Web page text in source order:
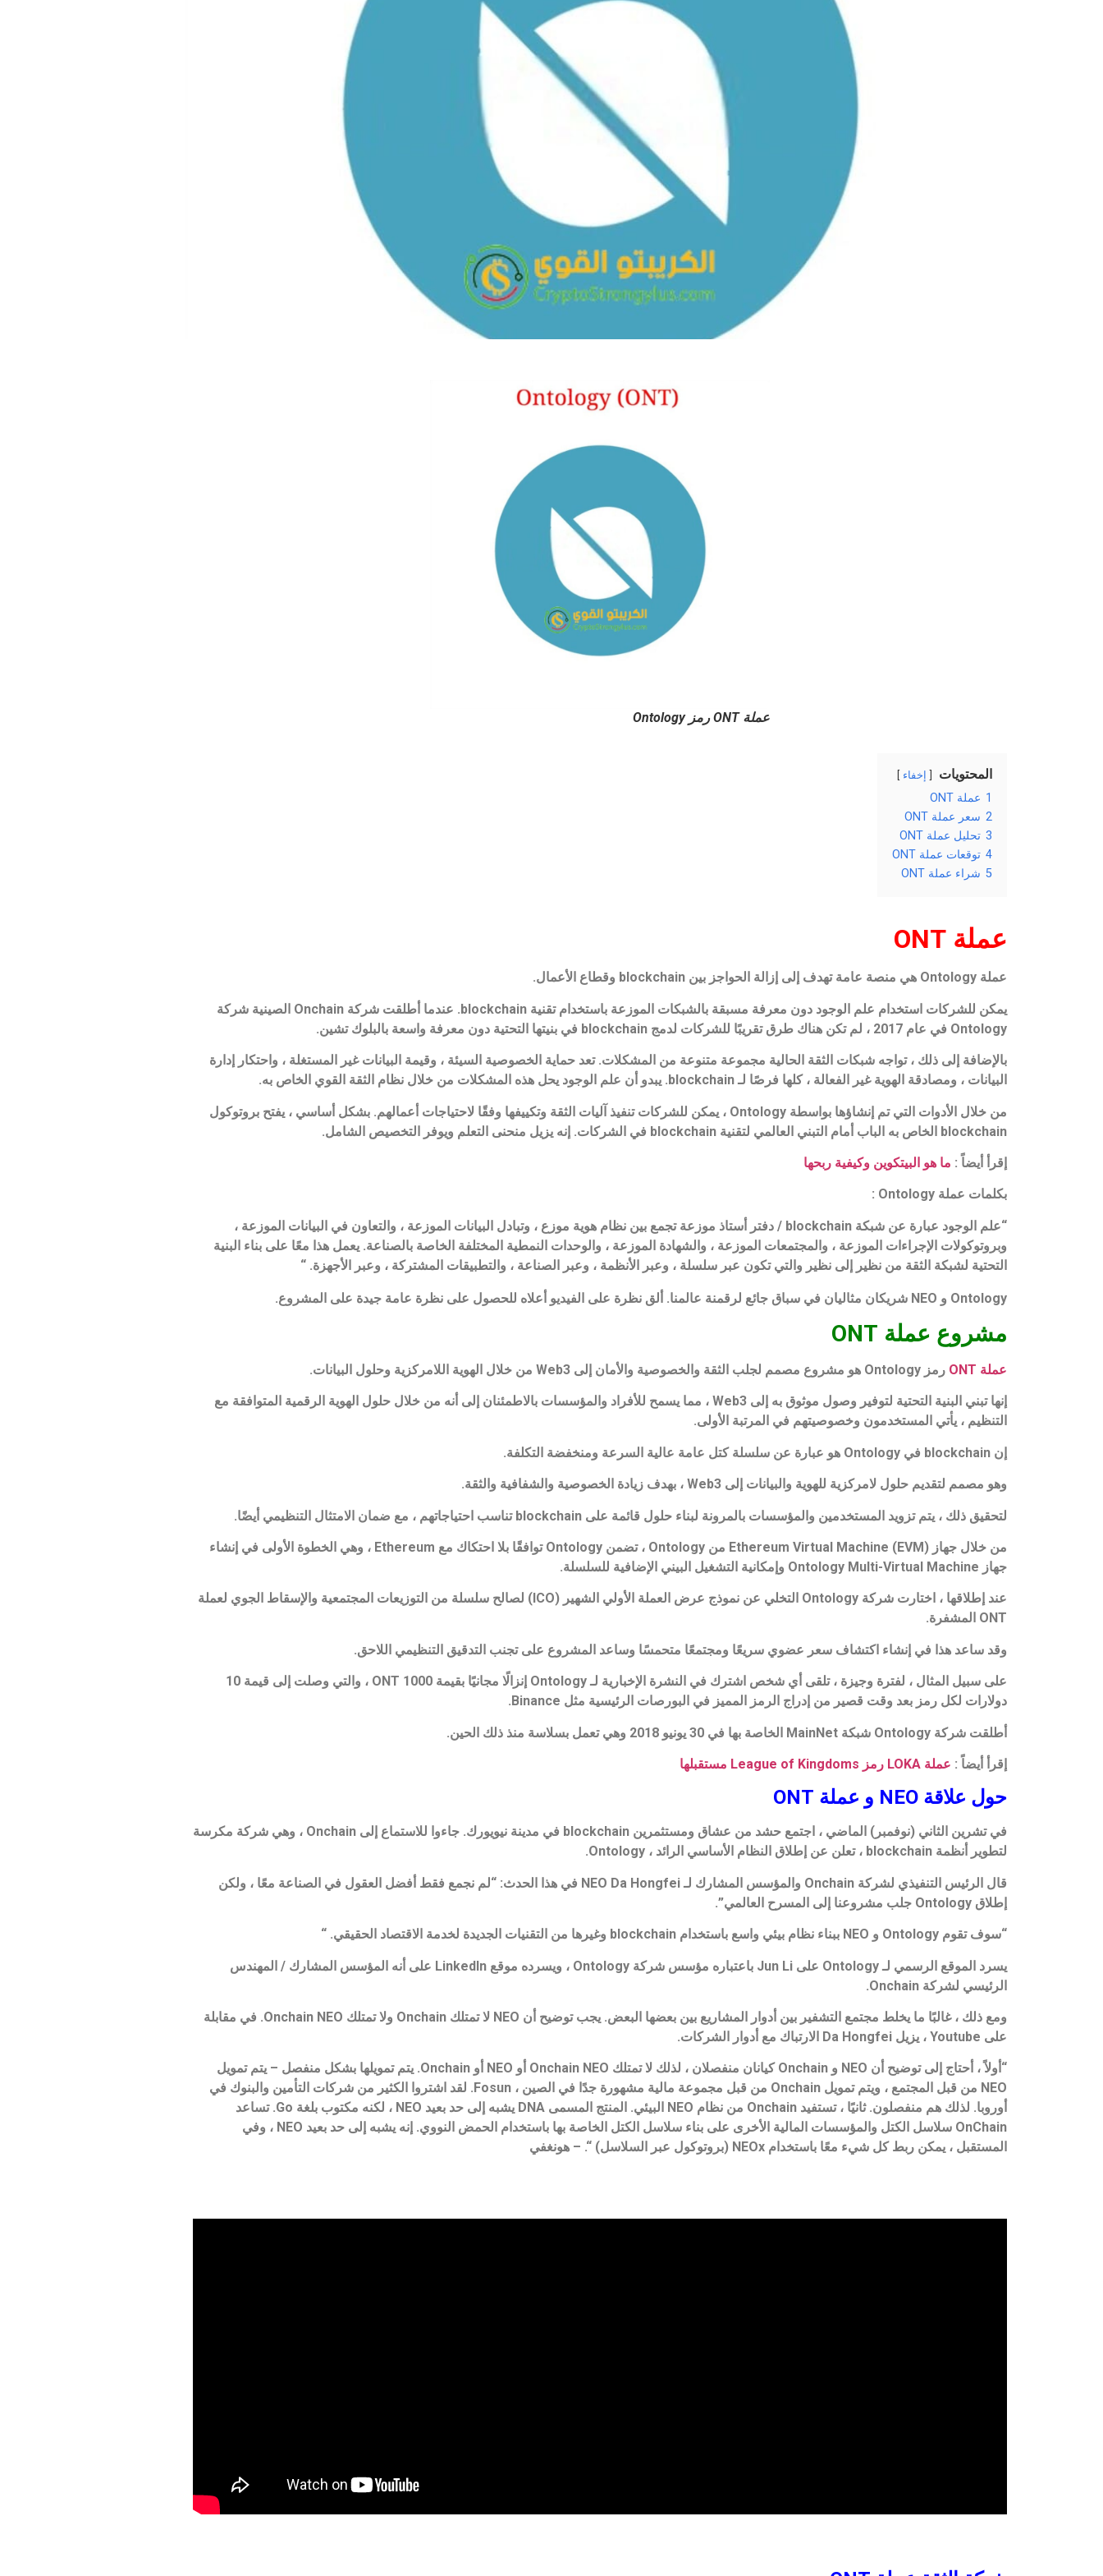
عملة ONT رمز Ontology
المحتويات إخفاء
1 عملة ONT
2 سعر عملة ONT
3 تحليل عملة ONT
4 توقعات عملة ONT
5 شراء عملة ONT
عملة ONT
عملة Ontology هي منصة عامة تهدف إلى إزالة الحواجز بين blockchain وقطاع الأعمال.
يمكن للشركات استخدام علم الوجود دون معرفة مسبقة بالشبكات الموزعة باستخدام تقنية blockchain. عندما أطلقت شركة Onchain الصينية شركة
Ontology في عام 2017 ، لم تكن هناك طرق تقريبًا للشركات لدمج blockchain في بنيتها التحتية دون معرفة واسعة بالبلوك تشين.
بالإضافة إلى ذلك ، تواجه شبكات الثقة الحالية مجموعة متنوعة من المشكلات. تعد حماية الخصوصية السيئة ، وقيمة البيانات غير المستغلة ، واحتكار إدارة
البيانات ، ومصادقة الهوية غير الفعالة ، كلها فرصًا لـ blockchain. يبدو أن علم الوجود يحل هذه المشكلات من خلال نظام الثقة القوي الخاص به.
من خلال الأدوات التي تم إنشاؤها بواسطة Ontology ، يمكن للشركات تنفيذ آليات الثقة وتكييفها وفقًا لاحتياجات أعمالهم. بشكل أساسي ، يفتح بروتوكول
blockchain الخاص به الباب أمام التبني العالمي لتقنية blockchain في الشركات. إنه يزيل منحنى التعلم ويوفر التخصيص الشامل.
إقرأ أيضاً : ما هو البيتكوين وكيفية ربحها
بكلمات عملة Ontology :
“علم الوجود عبارة عن شبكة blockchain / دفتر أستاذ موزعة تجمع بين نظام هوية موزع ، وتبادل البيانات الموزعة ، والتعاون في البيانات الموزعة ،
وبروتوكولات الإجراءات الموزعة ، والمجتمعات الموزعة ، والشهادة الموزعة ، والوحدات النمطية المختلفة الخاصة بالصناعة. يعمل هذا معًا على بناء البنية
التحتية لشبكة الثقة من نظير إلى نظير والتي تكون عبر سلسلة ، وعبر الأنظمة ، وعبر الصناعة ، والتطبيقات المشتركة ، وعبر الأجهزة. “
Ontology و NEO شريكان مثاليان في سباق جائع لرقمنة عالمنا. ألق نظرة على الفيديو أعلاه للحصول على نظرة عامة جيدة على المشروع.
مشروع عملة ONT
عملة ONT رمز Ontology هو مشروع مصمم لجلب الثقة والخصوصية والأمان إلى Web3 من خلال الهوية اللامركزية وحلول البيانات.
إنها تبني البنية التحتية لتوفير وصول موثوق به إلى Web3 ، مما يسمح للأفراد والمؤسسات بالاطمئنان إلى أنه من خلال حلول الهوية الرقمية المتوافقة مع
التنظيم ، يأتي المستخدمون وخصوصيتهم في المرتبة الأولى.
إن blockchain في Ontology هو عبارة عن سلسلة كتل عامة عالية السرعة ومنخفضة التكلفة.
وهو مصمم لتقديم حلول لامركزية للهوية والبيانات إلى Web3 ، بهدف زيادة الخصوصية والشفافية والثقة.
لتحقيق ذلك ، يتم تزويد المستخدمين والمؤسسات بالمرونة لبناء حلول قائمة على blockchain تناسب احتياجاتهم ، مع ضمان الامتثال التنظيمي أيضًا.
من خلال جهاز Ethereum Virtual Machine (EVM) من Ontology ، تضمن Ontology توافقًا بلا احتكاك مع Ethereum ، وهي الخطوة الأولى في إنشاء
جهاز Ontology Multi-Virtual Machine وإمكانية التشغيل البيني الإضافية للسلسلة.
عند إطلاقها ، اختارت شركة Ontology التخلي عن نموذج عرض العملة الأولي الشهير (ICO) لصالح سلسلة من التوزيعات المجتمعية والإسقاط الجوي لعملة
ONT المشفرة.
وقد ساعد هذا في إنشاء اكتشاف سعر عضوي سريعًا ومجتمعًا متحمسًا وساعد المشروع على تجنب التدقيق التنظيمي اللاحق.
على سبيل المثال ، لفترة وجيزة ، تلقى أي شخص اشترك في النشرة الإخبارية لـ Ontology إنزالًا مجانيًا بقيمة 1000 ONT ، والتي وصلت إلى قيمة 10
دولارات لكل رمز بعد وقت قصير من إدراج الرمز المميز في البورصات الرئيسية مثل Binance.
أطلقت شركة Ontology شبكة MainNet الخاصة بها في 30 يونيو 2018 وهي تعمل بسلاسة منذ ذلك الحين.
إقرأ أيضاً : عملة LOKA رمز League of Kingdoms مستقبلها
حول علاقة NEO و عملة ONT
في تشرين الثاني (نوفمبر) الماضي ، اجتمع حشد من عشاق ومستثمرين blockchain في مدينة نيويورك. جاءوا للاستماع إلى Onchain ، وهي شركة مكرسة
لتطوير أنظمة blockchain ، تعلن عن إطلاق النظام الأساسي الرائد ، Ontology.
قال الرئيس التنفيذي لشركة Onchain والمؤسس المشارك لـ NEO Da Hongfei في هذا الحدث: “لم نجمع فقط أفضل العقول في الصناعة معًا ، ولكن
إطلاق Ontology جلب مشروعنا إلى المسرح العالمي”.
“سوف تقوم Ontology و NEO ببناء نظام بيئي واسع باستخدام blockchain وغيرها من التقنيات الجديدة لخدمة الاقتصاد الحقيقي. “
يسرد الموقع الرسمي لـ Ontology على Jun Li باعتباره مؤسس شركة Ontology ، ويسرده موقع LinkedIn على أنه المؤسس المشارك / المهندس
الرئيسي لشركة Onchain.
ومع ذلك ، غالبًا ما يخلط مجتمع التشفير بين أدوار المشاريع بين بعضها البعض. يجب توضيح أن NEO لا تمتلك Onchain ولا تمتلك Onchain NEO. في مقابلة
على Youtube ، يزيل Da Hongfei الارتباك مع أدوار الشركات.
“أولاً ، أحتاج إلى توضيح أن NEO و Onchain كيانان منفصلان ، لذلك لا تمتلك Onchain NEO أو NEO أو Onchain. يتم تمويلها بشكل منفصل – يتم تمويل
NEO من قبل المجتمع ، ويتم تمويل Onchain من قبل مجموعة مالية مشهورة جدًا في الصين ، Fosun. لقد اشتروا الكثير من شركات التأمين والبنوك في
أوروبا. لذلك هم منفصلون. ثانيًا ، تستفيد Onchain من نظام NEO البيئي. المنتج المسمى DNA يشبه إلى حد بعيد NEO ، لكنه مكتوب بلغة Go. تساعد
OnChain سلاسل الكتل والمؤسسات المالية الأخرى على بناء سلاسل الكتل الخاصة بها باستخدام الحمض النووي. إنه يشبه إلى حد بعيد NEO ، وفي
المستقبل ، يمكن ربط كل شيء معًا باستخدام NEOx (بروتوكول عبر السلاسل) “. – هونغفي